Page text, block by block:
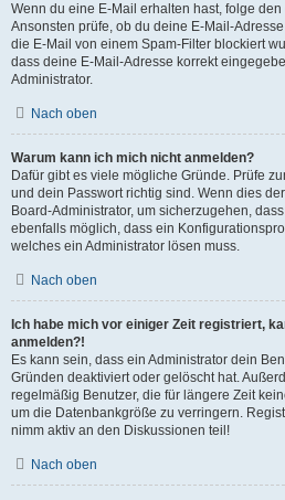
Wenn du eine E-Mail erhalten hast, folge
Ansonsten prüfe, ob du deine E-Mail-
die E-Mail von einem Spam-Filter blockiert
dass deine E-Mail-Adresse korrekt
Administrator.
Nach oben
Warum kann ich mich nicht anmelden?
Dafür gibt es viele mögliche Gründe. Prüfe
und dein Passwort richtig sind. Wenn dies
Board-Administrator, um sicherzugehen,
ebenfalls möglich, dass ein
welches ein Administrator lösen muss.
Nach oben
Ich habe mich vor einiger Zeit registriert,
anmelden?!
Es kann sein, dass ein Administrator dein
Gründen deaktiviert oder gelöscht hat.
regelmäßig Benutzer, die für längere Zeit
um die Datenbankgröße zu verringern.
nimm aktiv an den Diskussionen teil!
Nach oben